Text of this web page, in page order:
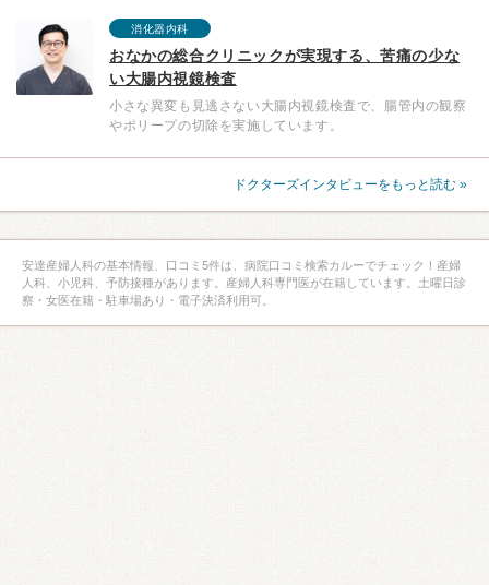
消化器内科
おなかの総合クリニックが実現する、苦痛の少な
い大腸内視鏡検査
小さな異変も見逃さない大腸内視鏡検査で、腸管内の観察
やポリープの切除を実施しています。
ドクターズインタビューをもっと読む »
安達産婦人科の基本情報、口コミ5件は、病院口コミ検索カルーでチェック！産婦
人科、小児科、予防接種があります。産婦人科専門医が在籍しています。土曜日診
察・女医在籍・駐車場あり・電子決済利用可。